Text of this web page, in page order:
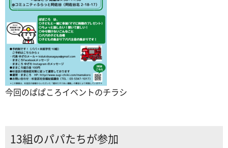
今回のぱぱころイベントのチラシ
13組のパパたちが参加